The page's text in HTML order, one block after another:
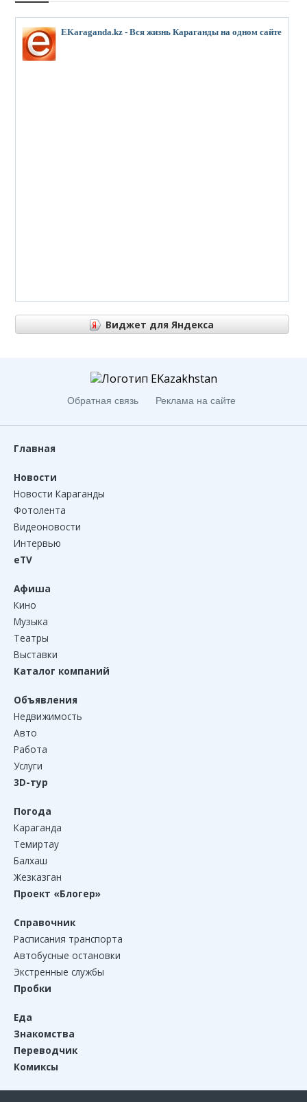
EKaraganda.kz - Вся жизнь Караганды на одном сайте
Виджет для Яндекса
Виджет для Яндекса
Обратная связь Реклама на сайте
Главная
Новости
Новости Караганды
Фотолента
Видеоновости
Интервью
eTV
Афиша
Кино
Музыка
Театры
Выставки
Каталог компаний
Объявления
Недвижимость
Авто
Работа
Услуги
3D-тур
Погода
Караганда
Темиртау
Балхаш
Жезказган
Проект «Блогер»
Справочник
Расписания транспорта
Автобусные остановки
Экстренные службы
Пробки
Еда
Знакомства
Переводчик
Комиксы